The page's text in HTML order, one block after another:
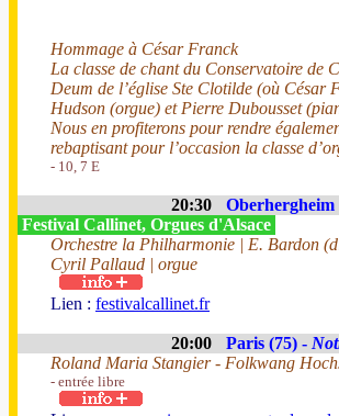
Hommage à César Franck
La classe de chant du Conservatoire
Deum de l’église Ste Clotilde (où
Hudson (orgue) et Pierre Dubousset
Nous en profiterons pour rendre
rebaptisant pour l’occasion la classe
- 10, 7 E
20:30 Oberhergheim
Festival Callinet, Orgues d'Alsace
Orchestre la Philharmonie | E. Bardon
Cyril Pallaud | orgue
Lien : festivalcallinet.fr
20:00 Paris (75) -
Roland Maria Stangier - Folkwang
- entrée libre